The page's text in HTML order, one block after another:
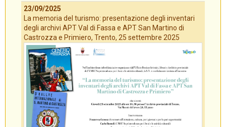
23/09/2025
La memoria del turismo: presentazione degli inventari
degli archivi APT Val di Fassa e APT San Martino di
Castrozza e Primiero, Trento, 25 settembre 2025